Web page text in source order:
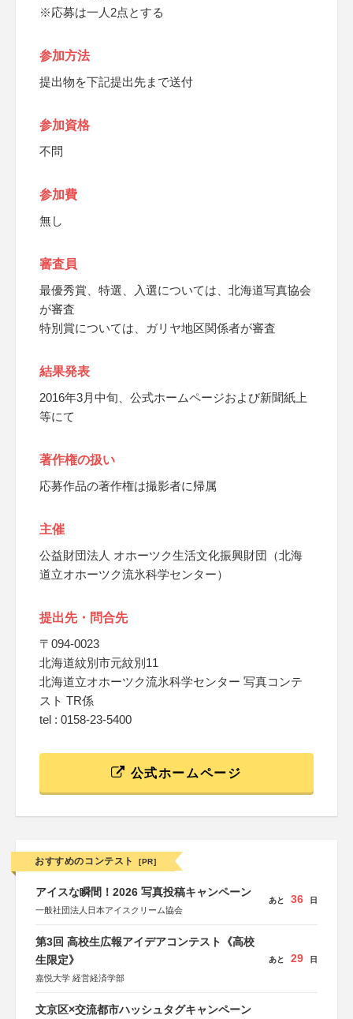
※応募は一人2点とする
参加方法
提出物を下記提出先まで送付
参加資格
不問
参加費
無し
審査員
最優秀賞、特選、入選については、北海道写真協会
が審査
特別賞については、ガリヤ地区関係者が審査
結果発表
2016年3月中旬、公式ホームページおよび新聞紙上
等にて
著作権の扱い
応募作品の著作権は撮影者に帰属
主催
公益財団法人 オホーツク生活文化振興財団（北海
道立オホーツク流氷科学センター）
提出先・問合先
〒094-0023
北海道紋別市元紋別11
北海道立オホーツク流氷科学センター 写真コンテ
スト TR係
tel : 0158-23-5400
公式ホームページ
おすすめのコンテスト [PR]
アイスな瞬間！2026 写真投稿キャンペーン
一般社団法人日本アイスクリーム協会
あと 36 日
第3回 高校生広報アイデアコンテスト《高校
生限定》
嘉悦大学 経営経済学部
あと 29 日
文京区×交流都市ハッシュタグキャンペーン